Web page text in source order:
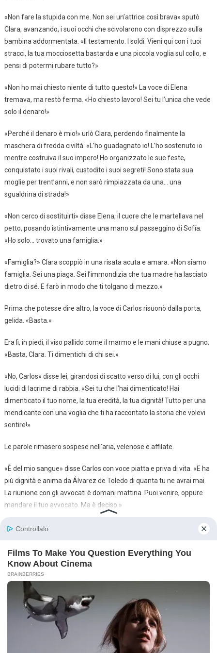
«Non fare la stupida con me. Non sei un’attrice così brava» sputò
Clara, avanzando, i suoi occhi che scivolarono con disprezzo sulla
bambina addormentata. «Il testamento. I soldi. Vieni qui con i tuoi
stracci, la tua mocciosetta bastarda e una piccola voglia sul collo, e
pensi di potermi rubare tutto?»
«Non ho mai chiesto niente di tutto questo!» La voce di Elena
tremava, ma restò ferma. «Ho chiesto lavoro! Sei tu l’unica che vede
solo il denaro!»
«Perché il denaro è mio!» urlò Clara, perdendo finalmente la
maschera di fredda civiltà. «L’ho guadagnato io! L’ho sostenuto io
mentre costruiva il suo impero! Ho organizzato le sue feste,
conquistato i suoi rivali, custodito i suoi segreti! Sono stata sua
moglie per trent’anni, e non sarò rimpiazzata da una… una
sgualdrina di strada!»
«Non cerco di sostituirti» disse Elena, il cuore che le martellava nel
petto, posando istintivamente una mano sul passeggino di Sofía.
«Ho solo… trovato una famiglia.»
«Famiglia?» Clara scoppiò in una risata acuta e amara. «Non siamo
famiglia. Sei una piaga. Sei l’immondizia che tua madre ha lasciato
dietro di sé. E farò in modo che ti tolgano di mezzo.»
Prima che potesse dire altro, la voce di Carlos risuonò dalla porta,
gelida. «Basta.»
Era lì, in piedi, il viso pallido come il marmo e le mani chiuse a pugno.
«Basta, Clara. Ti dimentichi di chi sei.»
«No, Carlos» disse lei, girandosi di scatto verso di lui, con gli occhi
lucidi di lacrime di rabbia. «Sei tu che l’hai dimenticato! Hai
dimenticato il tuo nome, la tua eredità, la tua dignità! Tutto per una
mendicante con una voglia che ti ha raccontato la storia che volevi
sentire!»
Le parole rimasero sospese nell’aria, velenose e affilate.
«È del mio sangue» disse Carlos con voce piatta e priva di vita. «E ha
più dignità e anima da Álvarez de Toledo di quanta tu ne avrai mai.
La riunione con gli avvocati è domani mattina. Puoi venire, oppure
mandare il tuo avvocato. Ma è deciso.»
Le linee di battaglia erano tracciate. L’alta società madrilena,
correvano nei club e nei ristoranti di lusso. Il cognome Álvarez de
Toledo era sulla bocca di tutti. La legittima erede segreta del
magnate! La moglie disprezzata! La principessa mendicante!
Carlos, in un ultimo atto di sfida, decise di chiudere la questione.
Avrebbe organizzato il Gran Gala Annuale di Beneficenza della
Fondazione Álvarez de Toledo nella stessa villa. E avrebbe
presentato Elena al mondo.